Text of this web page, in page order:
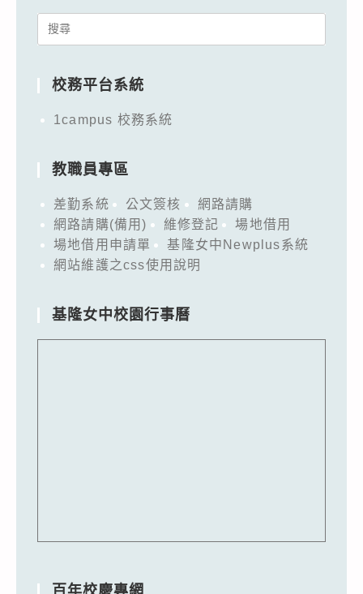
Search
校務平台系統
1campus 校務系統
教職員專區
差勤系統 公文簽核
網路請購
網路請購(備用)
維修登記
場地借用
場地借用申請單
基隆女中Newplus系統
網站維護之css使用說明
基隆女中校園行事曆
百年校慶專網